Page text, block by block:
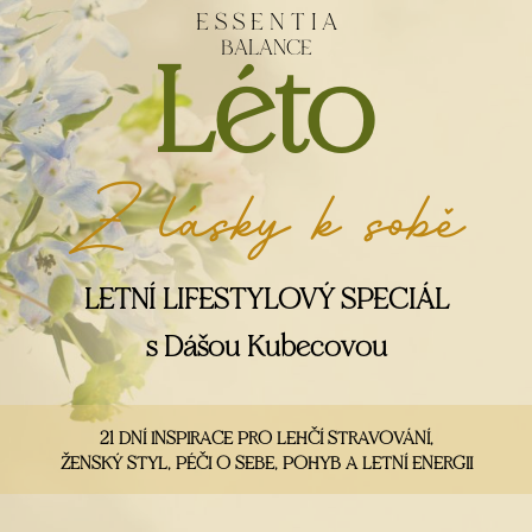
E S S E N T I A
BALANCE
Léto
Z lásky k sobě
LETNÍ LIFESTYLOVÝ SPECIÁL
s Dášou Kubecovou
21 DNÍ INSPIRACE PRO LEHČÍ STRAVOVÁNÍ,
ŽENSKÝ STYL, PÉČI O SEBE, POHYB A LETNÍ ENERGII